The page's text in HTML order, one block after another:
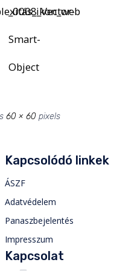
_0008_Vector-
Smart-
Object
60 × 60 pixels
Kapcsolódó linkek
ÁSZF
Adatvédelem
Panaszbejelentés
Impresszum
Kapcsolat